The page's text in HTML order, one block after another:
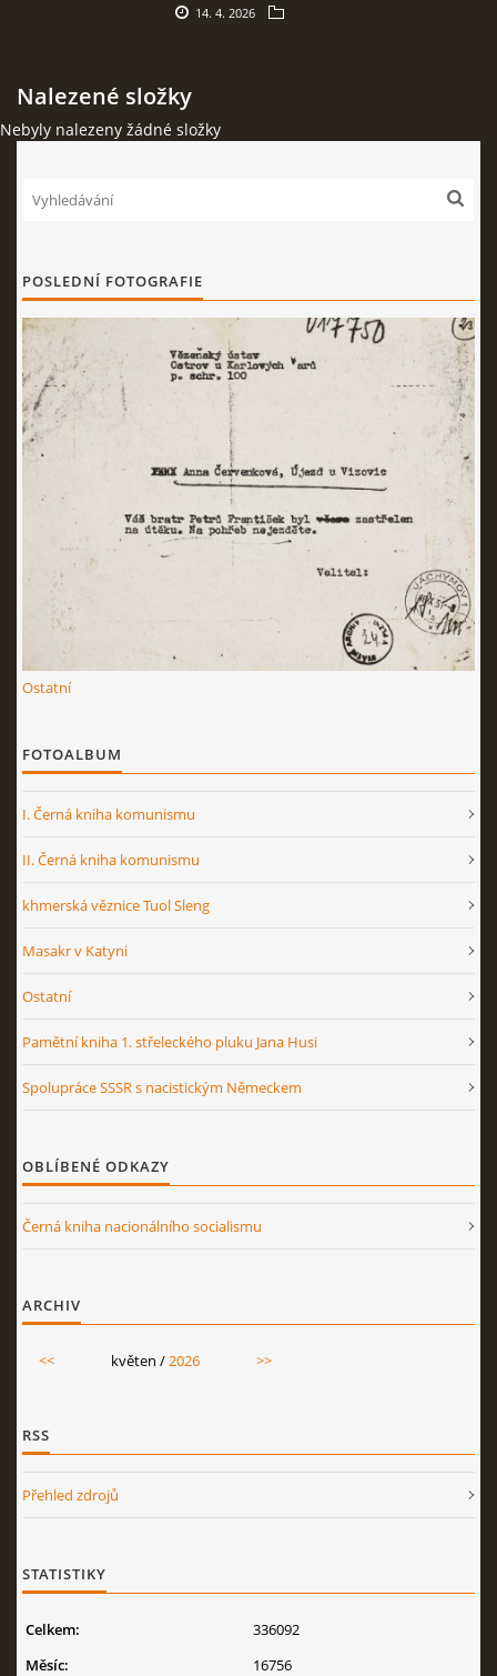
14. 4. 2026
Nalezené složky
Nebyly nalezeny žádné složky
POSLEDNÍ FOTOGRAFIE
Ostatní
FOTOALBUM
I. Černá kniha komunismu
II. Černá kniha komunismu
khmerská věznice Tuol Sleng
Masakr v Katyni
Ostatní
Pamětní kniha 1. střeleckého pluku Jana Husi
Spolupráce SSSR s nacistickým Německem
OBLÍBENÉ ODKAZY
Černá kniha nacionálního socialismu
ARCHIV
<< květen /2026 >>
RSS
Přehled zdrojů
STATISTIKY
Celkem:
336092
Měsíc:
16756